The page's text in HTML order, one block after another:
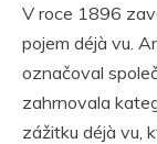
V roce 1896
pojem déjà vu.
označoval
zahrnovala
zážitku déjà vu,